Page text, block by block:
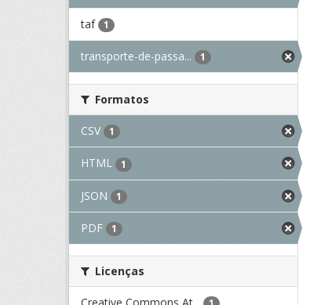
taf 1
transporte-de-passa... 1
Formatos
CSV 1
HTML 1
JSON 1
PDF 1
Licenças